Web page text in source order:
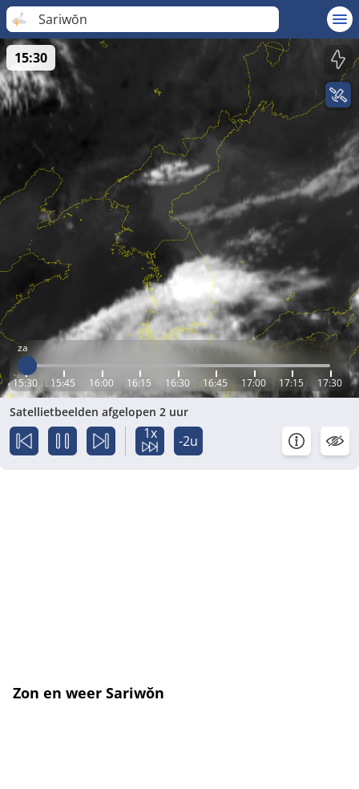
Sariwŏn
za
15:30 15:45 16:00 16:15 16:30 16:45 17:00 17:15 17:30
15:30
Satellietbeelden afgelopen 2 uur
1x -2u
Zon en weer Sariwŏn